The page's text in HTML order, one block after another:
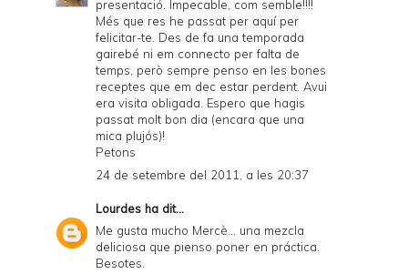
presentació. Impecable, com semble!!!!
Més que res he passat per aquí per
felicitar-te. Des de fa una temporada
gairebé ni em connecto per falta de
temps, però sempre penso en les bones
receptes que em dec estar perdent. Avui
era visita obligada. Espero que hagis
passat molt bon dia (encara que una
mica plujós)!
Petons
24 de setembre del 2011, a les 20:37
Lourdes ha dit...
Me gusta mucho Mercè... una mezcla
deliciosa que pienso poner en práctica.
Besotes.